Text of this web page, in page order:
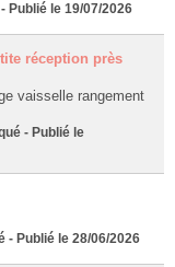
Publié le 19/07/2026
réception près
vaisselle rangement
- Publié le
- Publié le 28/06/2026